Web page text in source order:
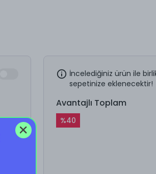
İncelediğiniz ürün ile
sepetinize eklenecektir!
Avantajlı Toplam
%40